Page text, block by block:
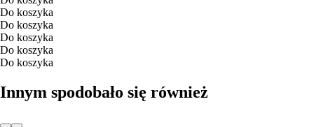
Do koszyka
Do koszyka
Do koszyka
Do koszyka
Do koszyka
Innym spodobało się również